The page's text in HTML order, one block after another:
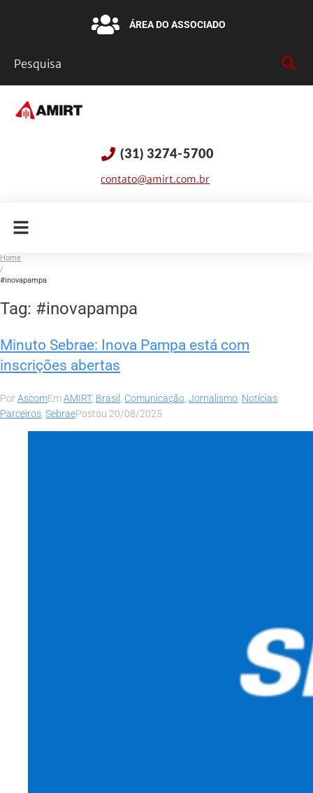
ÁREA DO ASSOCIADO
(31) 3274-5700
contato@amirt.com.br
Home
/
#inovapampa
Tag: #inovapampa
Minuto Sebrae: Inova Pampa está com
inscrições abertas
PorAscomEmAMIRT, Brasil , Comunicação, Jornalismo, Notícias,
Parceiros, SebraePostou 20/08/2025